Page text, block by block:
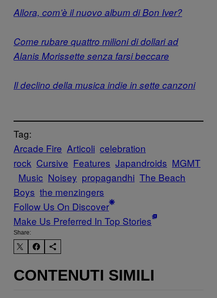
Allora, com’è il nuovo album di Bon Iver?
Come rubare quattro milioni di dollari ad
Alanis Morissette senza farsi beccare
Il declino della musica indie in sette canzoni
Tag:
Arcade Fire Articoli celebration
rock Cursive Features Japandroids MGMT
Music Noisey propagandhi The Beach
Boys the menzingers
Follow Us On Discover
Make Us Preferred In Top Stories
Share:
CONTENUTI SIMILI